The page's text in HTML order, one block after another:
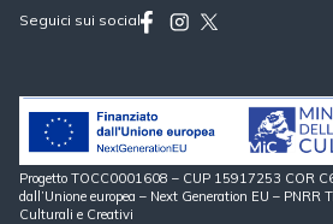
Seguici sui social
Progetto TOCC0001608 – CUP 15917253 COR
dall’Unione europea – Next Generation EU –
Culturali e Creativi